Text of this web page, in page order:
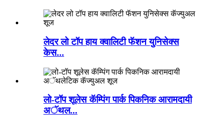
लेदर लो टॉप हाय क्वालिटी फॅशन युनिसेक्स
केस...
लो-टॉप शूलेस कॅम्पिंग पार्क पिकनिक आरामदायी
अॅथल...